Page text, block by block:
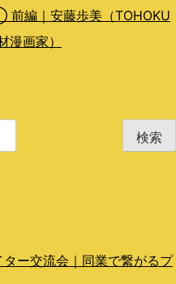
編｜安藤歩美（TOHOKU
画家）
ター交流会｜同業で繋がるプ